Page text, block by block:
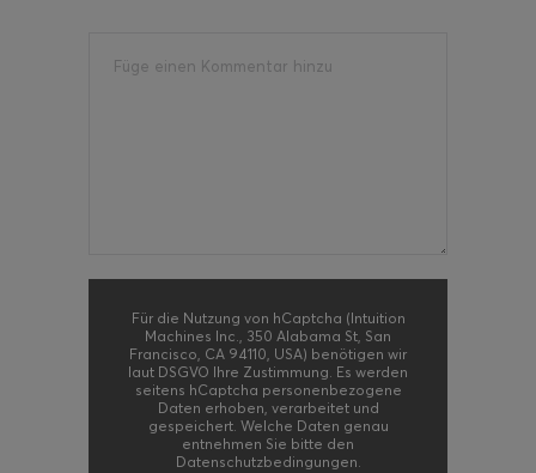
Für die Nutzung von hCaptcha (Intuition
Machines Inc., 350 Alabama St, San
Francisco, CA 94110, USA) benötigen wir
laut DSGVO Ihre Zustimmung. Es werden
seitens hCaptcha personenbezogene
Daten erhoben, verarbeitet und
gespeichert. Welche Daten genau
entnehmen Sie bitte den
Datenschutzbedingungen.